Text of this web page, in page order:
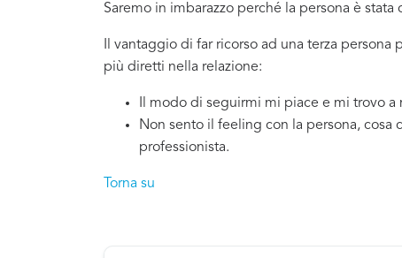
Saremo in imbarazzo perché la persona è
Il vantaggio di far ricorso ad una terza
più diretti nella relazione:
Il modo di seguirmi mi piace e mi trovo
Non sento il feeling con la persona,
professionista.
Torna su